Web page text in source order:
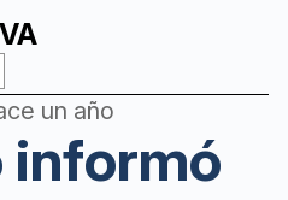
un año
informó